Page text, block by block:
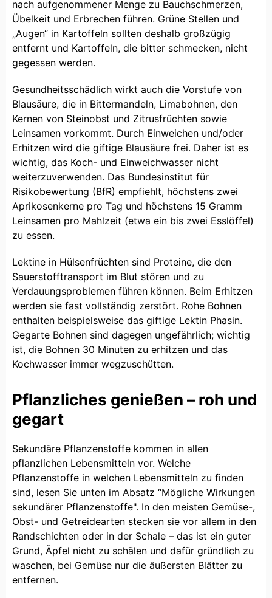
nach aufgenommener Menge zu Bauchschmerzen,
Übelkeit und Erbrechen führen. Grüne Stellen und
„Augen“ in Kartoffeln sollten deshalb großzügig
entfernt und Kartoffeln, die bitter schmecken, nicht
gegessen werden.
Gesundheitsschädlich wirkt auch die Vorstufe von
Blausäure, die in Bittermandeln, Limabohnen, den
Kernen von Steinobst und Zitrusfrüchten sowie
Leinsamen vorkommt. Durch Einweichen und/oder
Erhitzen wird die giftige Blausäure frei. Daher ist es
wichtig, das Koch- und Einweichwasser nicht
weiterzuverwenden. Das Bundesinstitut für
Risikobewertung (BfR) empfiehlt, höchstens zwei
Aprikosenkerne pro Tag und höchstens 15 Gramm
Leinsamen pro Mahlzeit (etwa ein bis zwei Esslöffel)
zu essen.
Lektine in Hülsenfrüchten sind Proteine, die den
Sauerstofftransport im Blut stören und zu
Verdauungsproblemen führen können. Beim Erhitzen
werden sie fast vollständig zerstört. Rohe Bohnen
enthalten beispielsweise das giftige Lektin Phasin.
Gegarte Bohnen sind dagegen ungefährlich; wichtig
ist, die Bohnen 30 Minuten zu erhitzen und das
Kochwasser immer wegzuschütten.
Pflanzliches genießen – roh und
gegart
Sekundäre Pflanzenstoffe kommen in allen
pflanzlichen Lebensmitteln vor. Welche
Pflanzenstoffe in welchen Lebensmitteln zu finden
sind, lesen Sie unten im Absatz “Mögliche Wirkungen
sekundärer Pflanzenstoffe". In den meisten Gemüse-,
Obst- und Getreidearten stecken sie vor allem in den
Randschichten oder in der Schale – das ist ein guter
Grund, Äpfel nicht zu schälen und dafür gründlich zu
waschen, bei Gemüse nur die äußersten Blätter zu
entfernen.